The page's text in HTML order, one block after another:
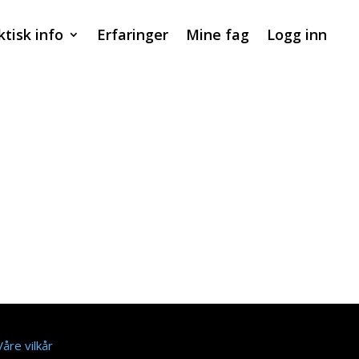
info Erfaringer Mine fag Logg inn
vilkår